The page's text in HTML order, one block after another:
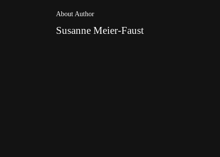
About Author
Susanne Meier-Faust